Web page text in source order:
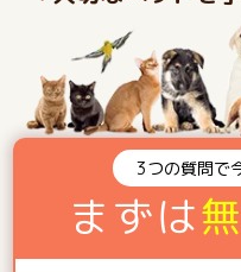
3つの質問で
まずは